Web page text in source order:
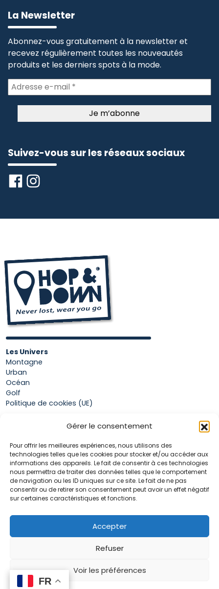
Gérer le consentement
Pour offrir les meilleures expériences, nous utilisons des
technologies telles que les cookies pour stocker et/ou accéder aux
informations des appareils. Le fait de consentir à ces technologies
nous permettra de traiter des données telles que le comportement
de navigation ou les ID uniques sur ce site. Le fait de ne pas
consentir ou de retirer son consentement peut avoir un effet négatif
sur certaines caractéristiques et fonctions.
Accepter
Refuser
Voir les préférences
0
La Newsletter
Abonnez-vous gratuitement à la newsletter et
recevez régulièrement toutes les nouveautés
produits et les derniers spots à la mode.
Suivez-vous sur les réseaux sociaux
Les Univers
Montagne
Urban
Océan
Golf
Politique de cookies (UE)
Mon compte
Panier
Conditions générales de vente
La marque Hop & Down
Plan du site
FR
FR